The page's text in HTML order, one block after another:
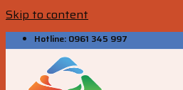
Skip to content
Hotline: 0961 345 997